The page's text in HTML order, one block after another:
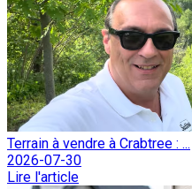
Terrain à vendre à Crabtree : ...
2026-07-30
Lire l'article